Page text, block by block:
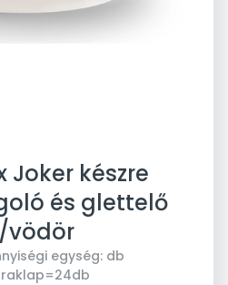
Joker készre
és glettelő
vödör
egység: db
raklap=24db